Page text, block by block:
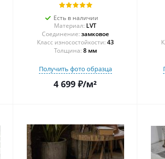
Есть в наличии
Материал: LVT
Соединение: замковое
43
Толщина: 8 мм
Получить фото образца
4 699 ₽/м²